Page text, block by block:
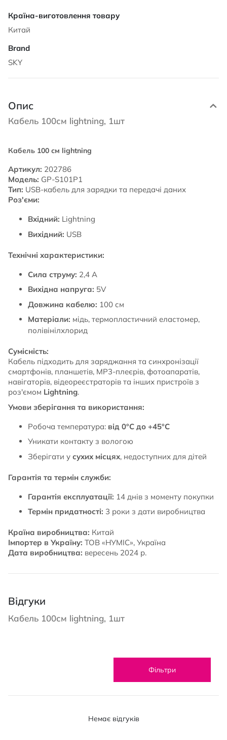
Характеристики
Китай
SKY
Опис
Кабель 100см lightning, 1шт
Кабель 100 см lightning
Артикул: 202786
Модель: GP-S101P1
Тип: USB-кабель для зарядки та передачі даних
Роз'єми:
Вхідний: Lightning
Вихідний: USB
Технічні характеристики:
Сила струму: 2,4 A
Вихідна напруга: 5V
Довжина кабелю: 100 см
Матеріали: мідь, термопластичний еластомер,
полівінілхлорид
Сумісність:
Кабель підходить для заряджання та синхронізації
смартфонів, планшетів, MP3-плеєрів, фотоапаратів,
навігаторів, відеореєстраторів та інших пристроїв з
роз'ємом Lightning.
Умови зберігання та використання:
Робоча температура: від 0°C до +45°C
Уникати контакту з вологою
Зберігати у сухих місцях, недоступних для дітей
Гарантія та термін служби:
Гарантія експлуатації: 14 днів з моменту покупки
Термін придатності: 3 роки з дати виробництва
Країна виробництва: Китай
Імпортер в Україну: ТОВ «НУМІС», Україна
Дата виробництва: вересень 2024 р.
Відгуки
Кабель 100см lightning, 1шт
Фільтри
Немає відгуків